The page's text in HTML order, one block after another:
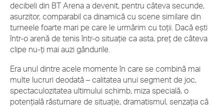
decibeli din BT Arena a devenit, pentru câteva secunde,
asurzitor, comparabil ca dinamică cu scene similare din
turneele foarte mari pe care le urmărim cu toții. Dacă ești
într-o arenă de tenis într-o situație ca asta, preț de câteva
clipe nu-ți mai auzi gândurile.
Era unul dintre acele momente în care se combină mai
multe lucruri deodată – calitatea unui segment de joc,
spectaculozitatea ultimului schimb, miza specială, o
potențială răsturnare de situație, dramatismul, senzația că